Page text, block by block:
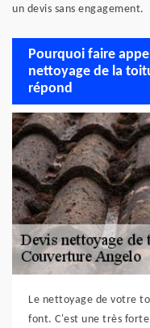
un devis sans engagement.
Pourquoi faire
nettoyage de la
répond
Le nettoyage de votre
font. C'est une très